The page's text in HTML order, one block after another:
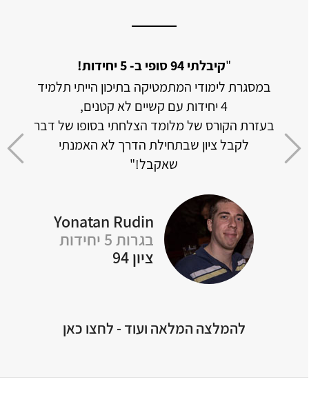
"קיבלתי 94 סופי ב- 5 יחידות!
במסגרת לימודי המתמטיקה בתיכון הייתי תלמיד
4 יחידות עם קשיים לא קטנים,
בעזרת הקורס של מלומד הצלחתי בסופו של דבר
לקבל ציון שבתחילת הדרך לא האמנתי
שאקבל!"
Yonatan Rudin
בגרות 5 יחידות
ציון 94
להמלצה המלאה ועוד - לחצו כאן